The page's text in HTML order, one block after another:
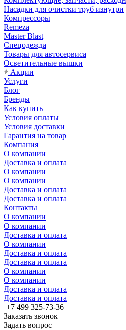
Насадки для очистки труб изнутри
Компрессоры
Remeza
Master Blast
Спецодежда
Товары для автосервиса
Осветительные вышки
Акции
Услуги
Блог
Бренды
Как купить
Условия оплаты
Условия доставки
Гарантия на товар
Компания
О компании
Доставка и оплата
О компании
О компании
Доставка и оплата
Доставка и оплата
Контакты
О компании
О компании
Доставка и оплата
О компании
Доставка и оплата
Доставка и оплата
О компании
О компании
Доставка и оплата
Доставка и оплата
+7 499 325-73-36
Заказать звонок
Задать вопрос